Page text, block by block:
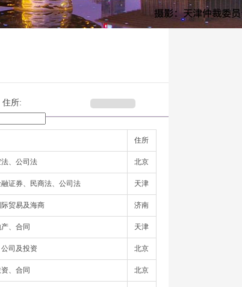
住所:
住所
、公司法 北京
证券、民商法、公司法 天津
贸易及海商 济南
、合同 天津
司及投资 北京
、合同 北京